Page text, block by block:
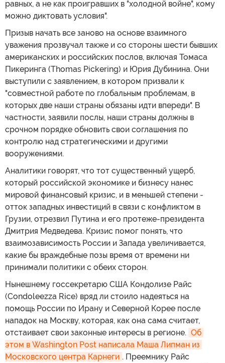
равных, а не как проигравших в "холодной войне", кому
можно диктовать условия".
Призыв начать все заново на основе взаимного
уважения прозвучал также и со стороны шести бывших
американских и российских послов, включая Томаса
Пикеринга (Thomas Pickering) и Юрия Дубинина. Они
выступили с заявлением, в котором призвали к
"совместной работе по глобальным проблемам, в
которых две наши страны обязаны идти впереди". В
частности, заявили послы, наши страны должны в
срочном порядке обновить свои соглашения по
контролю над стратегическими и другими
вооружениями.
Аналитики говорят, что тот существенный ущерб,
который российской экономике и бизнесу нанес
мировой финансовый кризис, и в меньшей степени -
отток западных инвестиций в связи с конфликтом в
Грузии, отрезвил Путина и его протеже-президента
Дмитрия Медведева. Кризис помог понять, что
взаимозависимость России и Запада увеличивается,
какие бы враждебные позы время от времени ни
принимали политики с обеих сторон.
Нынешнему госсекретарю США Кондолизе Райс
(Condoleezza Rice) вряд ли стоило надеяться на
помощь России по Ирану и Северной Корее после
нападок на Москву, которая, как она сама считает,
отстаивает свои законные интересы в регионе. Об
этом в Washington Post написала Маша Липман из
Московского центра Карнеги . Преемнику Райс